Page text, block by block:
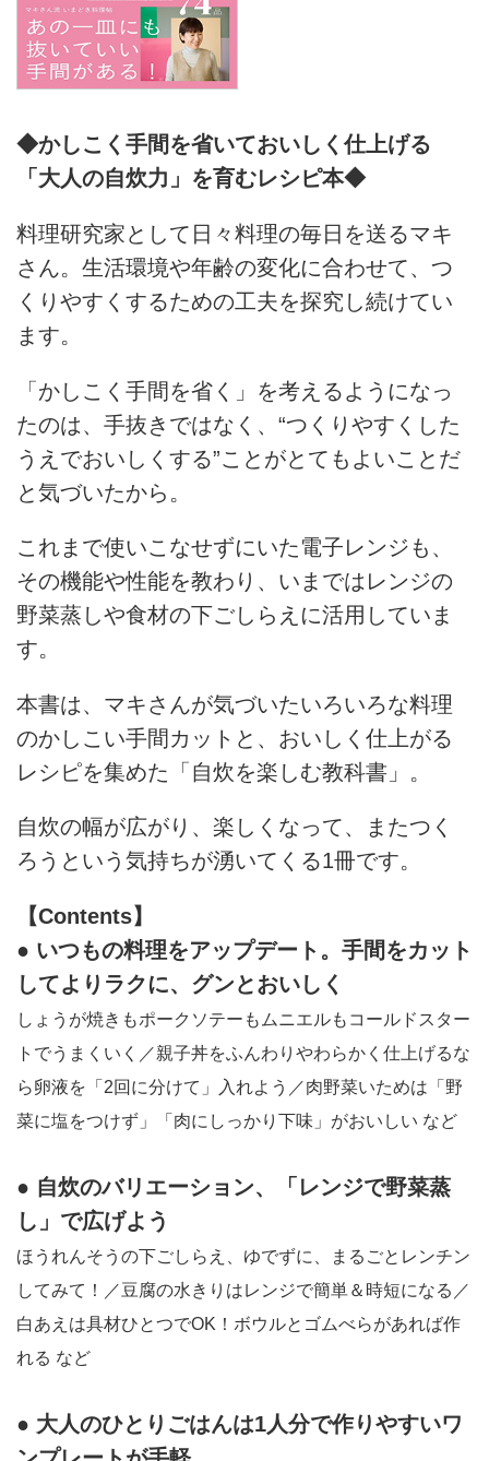
◆かしこく手間を省いておいしく仕上げる
「大人の自炊力」を育むレシピ本◆
料理研究家として日々料理の毎日を送るマキ
さん。生活環境や年齢の変化に合わせて、つ
くりやすくするための工夫を探究し続けてい
ます。
「かしこく手間を省く」を考えるようになっ
たのは、手抜きではなく、“つくりやすくした
うえでおいしくする”ことがとてもよいことだ
と気づいたから。
これまで使いこなせずにいた電子レンジも、
その機能や性能を教わり、いまではレンジの
野菜蒸しや食材の下ごしらえに活用していま
す。
本書は、マキさんが気づいたいろいろな料理
のかしこい手間カットと、おいしく仕上がる
レシピを集めた「自炊を楽しむ教科書」。
自炊の幅が広がり、楽しくなって、またつく
ろうという気持ちが湧いてくる1冊です。
【Contents】
● いつもの料理をアップデート。手間をカット
してよりラクに、グンとおいしく
しょうが焼きもポークソテーもムニエルもコールドスター
トでうまくいく／親子丼をふんわりやわらかく仕上げるな
ら卵液を「2回に分けて」入れよう／肉野菜いためは「野
菜に塩をつけず」「肉にしっかり下味」がおいしい など
● 自炊のバリエーション、「レンジで野菜蒸
し」で広げよう
ほうれんそうの下ごしらえ、ゆでずに、まるごとレンチン
してみて！／豆腐の水きりはレンジで簡単＆時短になる／
白あえは具材ひとつでOK！ボウルとゴムべらがあれば作
れる など
● 大人のひとりごはんは1人分で作りやすいワ